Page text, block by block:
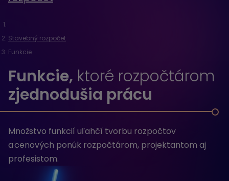
Stavebný rozpočet
Funkcie
Funkcie, ktoré rozpočtárom
zjednodušia prácu
Množstvo funkcií uľahčí tvorbu rozpočtov
a cenových ponúk rozpočtárom, projektantom aj
profesistom.